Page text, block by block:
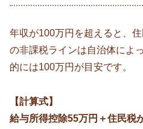
年収が100万円を超えると、
の非課税ラインは自治体によ
的には100万円が目安です。
【計算式】
給与所得控除55万円＋住民税